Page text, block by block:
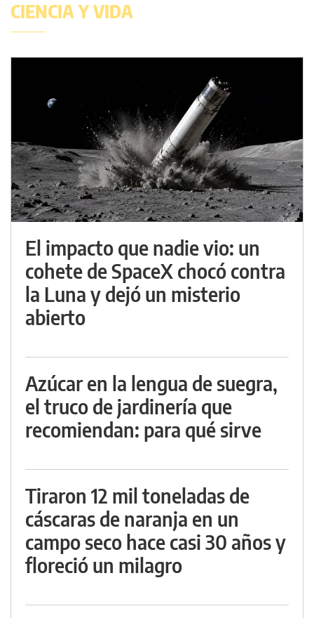
CIENCIA Y VIDA
El impacto que nadie vio: un
cohete de SpaceX chocó contra
la Luna y dejó un misterio
abierto
Azúcar en la lengua de suegra,
el truco de jardinería que
recomiendan: para qué sirve
Tiraron 12 mil toneladas de
cáscaras de naranja en un
campo seco hace casi 30 años y
floreció un milagro